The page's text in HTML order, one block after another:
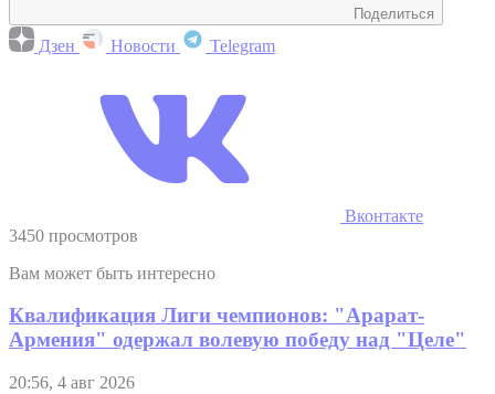
Поделиться
Дзен Новости Telegram
Вконтакте
3450 просмотров
Вам может быть интересно
Квалификация Лиги чемпионов: "Арарат-
Армения" одержал волевую победу над "Целе"
20:56, 4 авг 2026